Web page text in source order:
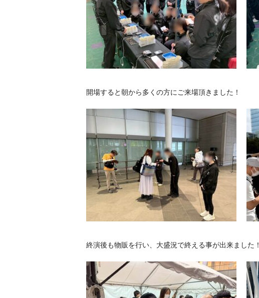
開場すると朝から多くの方にご来場頂きました！
終演後も物販を行い、大盛況で終える事が出来ました！